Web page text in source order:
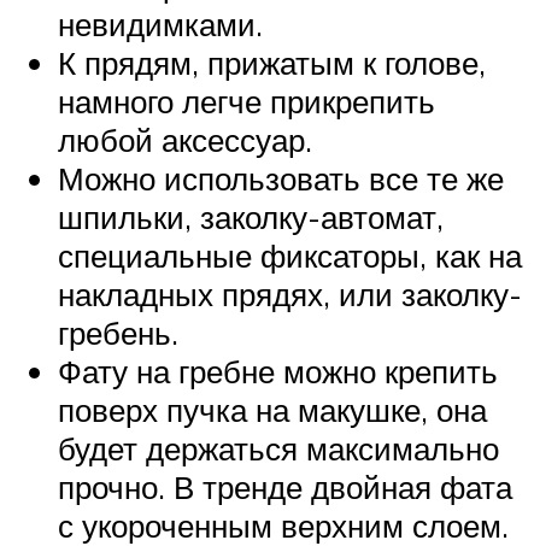
невидимками.
К прядям, прижатым к голове,
намного легче прикрепить
любой аксессуар.
Можно использовать все те же
шпильки, заколку-автомат,
специальные фиксаторы, как на
накладных прядях, или заколку-
гребень.
Фату на гребне можно крепить
поверх пучка на макушке, она
будет держаться максимально
прочно. В тренде двойная фата
с укороченным верхним слоем.